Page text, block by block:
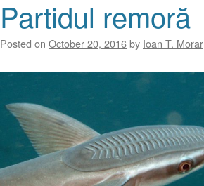
Partidul remoră
Posted on October 20, 2016by Ioan T. Morar